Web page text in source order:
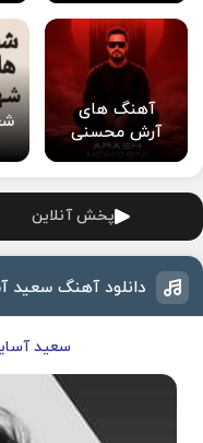
آهنگ های
آرش محسنی
پخش آنلاین
دانلود آهنگ سعید
سعید